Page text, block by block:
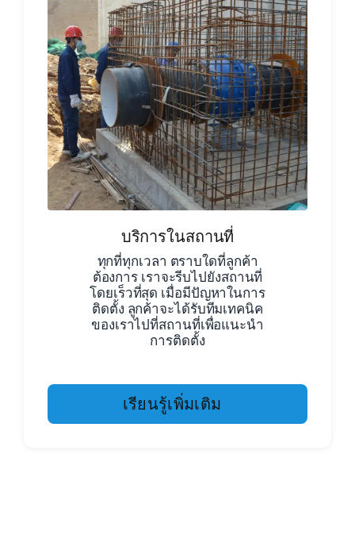
บริการในสถานที่
ทุกที่ทุกเวลา ตราบใดที่ลูกค้า
ต้องการ เราจะรีบไปยังสถานที่
โดยเร็วที่สุด เมื่อมีปัญหาในการ
ติดตั้ง ลูกค้าจะได้รับทีมเทคนิค
ของเราไปที่สถานที่เพื่อแนะนำ
การติดตั้ง
เรียนรู้เพิ่มเติม